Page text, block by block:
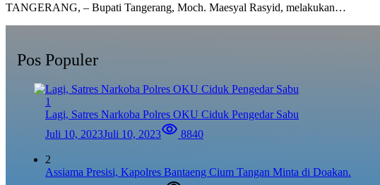
TANGERANG, – Bupati Tangerang, Moch. Maesyal Rasyid, melakukan…
Pos Populer
1
Lagi, Satres Narkoba Polres OKU Ciduk Pengedar Sabu
Juli 10, 2023Juli 10, 2023 8840
2
Assiama Presisi, Kapolres Bantaeng Cium Tangan Minta di Doakan.